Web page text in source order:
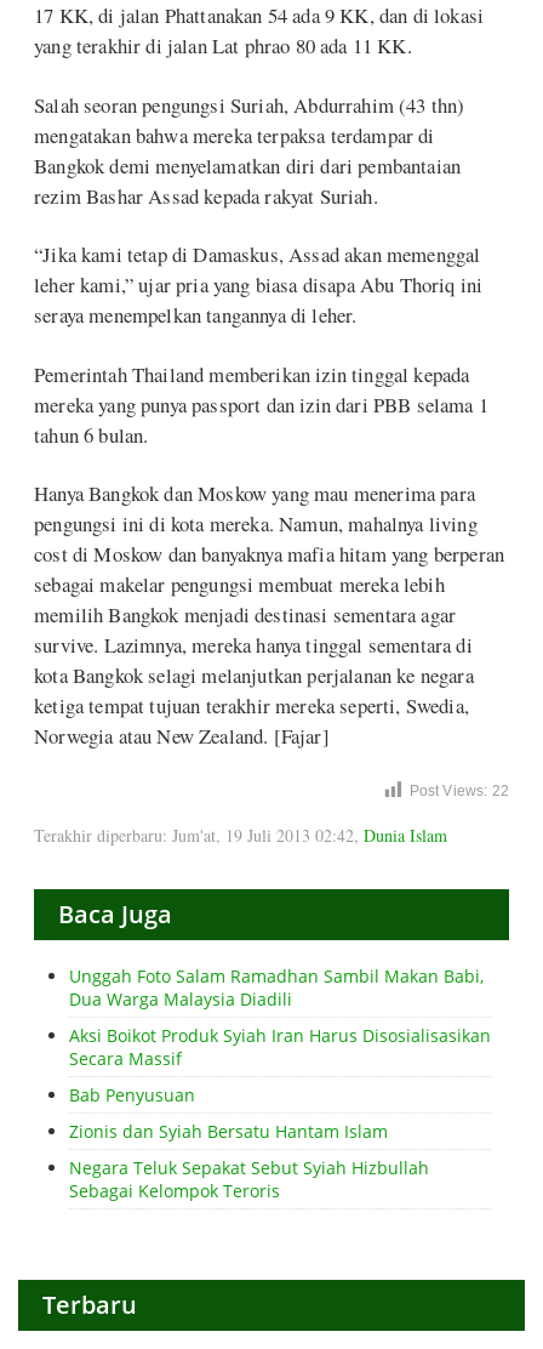
17 KK, di jalan Phattanakan 54 ada 9 KK, dan di lokasi
yang terakhir di jalan Lat phrao 80 ada 11 KK.
Salah seoran pengungsi Suriah, Abdurrahim (43 thn)
mengatakan bahwa mereka terpaksa terdampar di
Bangkok demi menyelamatkan diri dari pembantaian
rezim Bashar Assad kepada rakyat Suriah.
“Jika kami tetap di Damaskus, Assad akan memenggal
leher kami,” ujar pria yang biasa disapa Abu Thoriq ini
seraya menempelkan tangannya di leher.
Pemerintah Thailand memberikan izin tinggal kepada
mereka yang punya passport dan izin dari PBB selama 1
tahun 6 bulan.
Hanya Bangkok dan Moskow yang mau menerima para
pengungsi ini di kota mereka. Namun, mahalnya living
cost di Moskow dan banyaknya mafia hitam yang berperan
sebagai makelar pengungsi membuat mereka lebih
memilih Bangkok menjadi destinasi sementara agar
survive. Lazimnya, mereka hanya tinggal sementara di
kota Bangkok selagi melanjutkan perjalanan ke negara
ketiga tempat tujuan terakhir mereka seperti, Swedia,
Norwegia atau New Zealand. [Fajar]
Post Views: 22
Terakhir diperbaru: Jum'at, 19 Juli 2013 02:42, Dunia Islam
Baca Juga
Unggah Foto Salam Ramadhan Sambil Makan Babi,
Dua Warga Malaysia Diadili
Aksi Boikot Produk Syiah Iran Harus Disosialisasikan
Secara Massif
Bab Penyusuan
Zionis dan Syiah Bersatu Hantam Islam
Negara Teluk Sepakat Sebut Syiah Hizbullah
Sebagai Kelompok Teroris
Terbaru